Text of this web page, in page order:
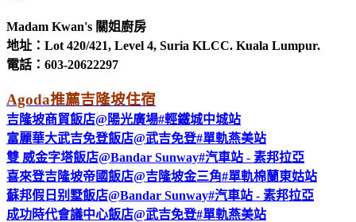
Madam Kwan's 關姐廚房
地址：Lot 420/421, Level 4, Suria KLCC. Kuala Lumpur.
電話：603-20622297
Agoda推薦吉隆坡住宿
吉隆坡商貿飯店@陽光廣場#輕鐵城中城站
富麗華大武吉免登飯店@武吉免登#單軌燕美站
雙 威金字塔飯店@Bandar Sunway#汽車站 - 素邦拉亞
喜來登吉隆坡帝國飯店@吉隆坡金三角#單軌棉蘭東姑站
蘇邦假日别墅飯店@Bandar Sunway#汽車站 - 素邦拉亞
成功時代會議中心飯店@武吉免登#單軌燕美站